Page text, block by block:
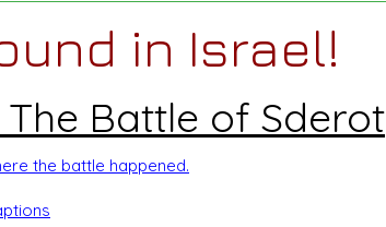
in Israel!
Battle of Sderot
the battle happened.